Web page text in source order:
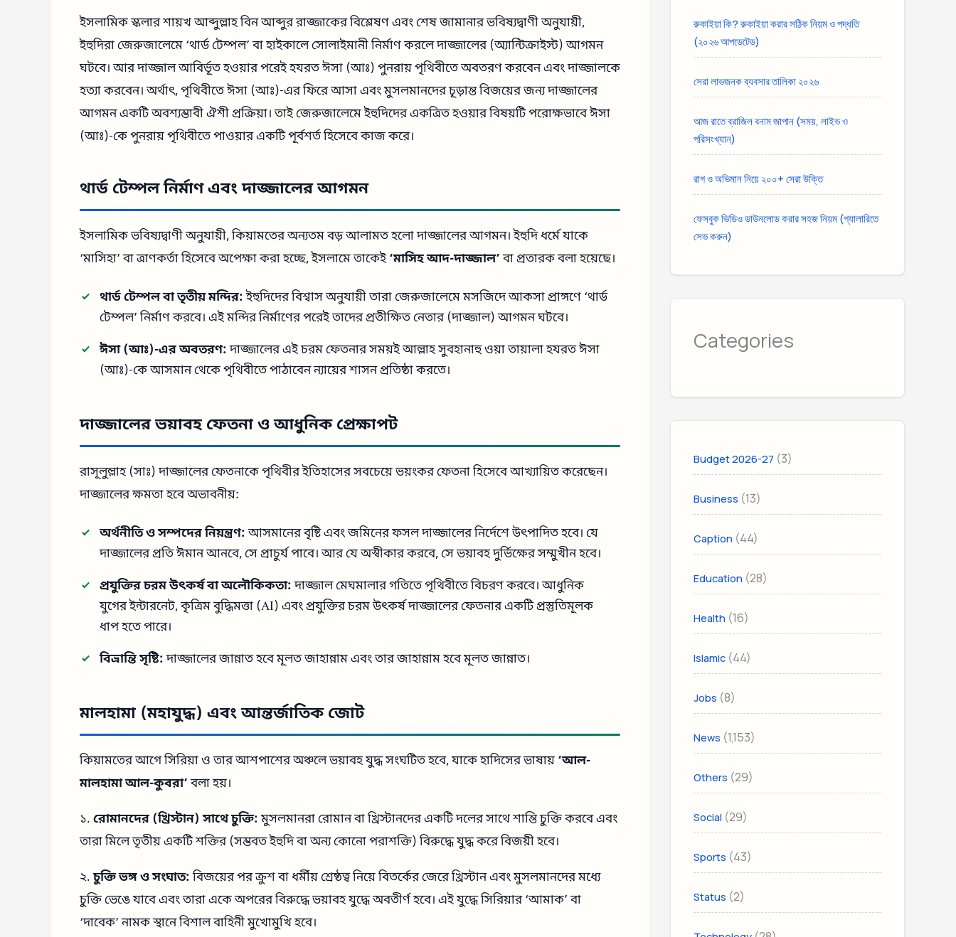
ইসলামিক স্কলার শায়খ আব্দুল্লাহ বিন আব্দুর রাজ্জাকের বিশ্লেষণ এবং শেষ জামানার ভবিষ্যদ্বাণী অনুযায়ী,
ইহুদিরা জেরুজালেমে ‘থার্ড টেম্পল’ বা হাইকালে সোলাইমানী নির্মাণ করলে দাজ্জালের (অ্যান্টিক্রাইস্ট) আগমন
ঘটবে। আর দাজ্জাল আবির্ভূত হওয়ার পরেই হযরত ঈসা (আঃ) পুনরায় পৃথিবীতে অবতরণ করবেন এবং দাজ্জালকে
হত্যা করবেন। অর্থাৎ, পৃথিবীতে ঈসা (আঃ)-এর ফিরে আসা এবং মুসলমানদের চূড়ান্ত বিজয়ের জন্য দাজ্জালের
আগমন একটি অবশ্যম্ভাবী ঐশী প্রক্রিয়া। তাই জেরুজালেমে ইহুদিদের একত্রিত হওয়ার বিষয়টি পরোক্ষভাবে ঈসা
(আঃ)-কে পুনরায় পৃথিবীতে পাওয়ার একটি পূর্বশর্ত হিসেবে কাজ করে।
থার্ড টেম্পল নির্মাণ এবং দাজ্জালের আগমন
ইসলামিক ভবিষ্যদ্বাণী অনুযায়ী, কিয়ামতের অন্যতম বড় আলামত হলো দাজ্জালের আগমন। ইহুদি ধর্মে যাকে
‘মাসিহা’ বা ত্রাণকর্তা হিসেবে অপেক্ষা করা হচ্ছে, ইসলামে তাকেই‘মাসিহ আদ-দাজ্জাল’বা প্রতারক বলা হয়েছে।
থার্ড টেম্পল বা তৃতীয় মন্দির:ইহুদিদের বিশ্বাস অনুযায়ী তারা জেরুজালেমে মসজিদে আকসা প্রাঙ্গণে ‘থার্ড
টেম্পল’ নির্মাণ করবে। এই মন্দির নির্মাণের পরেই তাদের প্রতীক্ষিত নেতার (দাজ্জাল) আগমন ঘটবে।
ঈসা (আঃ)-এর অবতরণ:দাজ্জালের এই চরম ফেতনার সময়ই আল্লাহ সুবহানাহু ওয়া তায়ালা হযরত ঈসা
(আঃ)-কে আসমান থেকে পৃথিবীতে পাঠাবেন ন্যায়ের শাসন প্রতিষ্ঠা করতে।
দাজ্জালের ভয়াবহ ফেতনা ও আধুনিক প্রেক্ষাপট
রাসূলুল্লাহ (সাঃ) দাজ্জালের ফেতনাকে পৃথিবীর ইতিহাসের সবচেয়ে ভয়ংকর ফেতনা হিসেবে আখ্যায়িত করেছেন।
দাজ্জালের ক্ষমতা হবে অভাবনীয়:
অর্থনীতি ও সম্পদের নিয়ন্ত্রণ:আসমানের বৃষ্টি এবং জমিনের ফসল দাজ্জালের নির্দেশে উৎপাদিত হবে। যে
দাজ্জালের প্রতি ঈমান আনবে, সে প্রাচুর্য পাবে। আর যে অস্বীকার করবে, সে ভয়াবহ দুর্ভিক্ষের সম্মুখীন হবে।
প্রযুক্তির চরম উৎকর্ষ বা অলৌকিকতা:দাজ্জাল মেঘমালার গতিতে পৃথিবীতে বিচরণ করবে। আধুনিক
যুগের ইন্টারনেট, কৃত্রিম বুদ্ধিমত্তা (AI) এবং প্রযুক্তির চরম উৎকর্ষ দাজ্জালের ফেতনার একটি প্রস্তুতিমূলক
ধাপ হতে পারে।
বিভ্রান্তি সৃষ্টি:দাজ্জালের জান্নাত হবে মূলত জাহান্নাম এবং তার জাহান্নাম হবে মূলত জান্নাত।
মালহামা (মহাযুদ্ধ) এবং আন্তর্জাতিক জোট
কিয়ামতের আগে সিরিয়া ও তার আশপাশের অঞ্চলে ভয়াবহ যুদ্ধ সংঘটিত হবে, যাকে হাদিসের ভাষায় ‘আল-
মালহামা আল-কুবরা’বলা হয়।
১. রোমানদের (খ্রিস্টান) সাথে চুক্তি:মুসলমানরা রোমান বা খ্রিস্টানদের একটি দলের সাথে শান্তি চুক্তি করবে এবং
তারা মিলে তৃতীয় একটি শক্তির (সম্ভবত ইহুদি বা অন্য কোনো পরাশক্তি) বিরুদ্ধে যুদ্ধ করে বিজয়ী হবে।
২.চুক্তি ভঙ্গ ও সংঘাত:বিজয়ের পর ক্রুশ বা ধর্মীয় শ্রেষ্ঠত্ব নিয়ে বিতর্কের জেরে খ্রিস্টান এবং মুসলমানদের মধ্যে
চুক্তি ভেঙে যাবে এবং তারা একে অপরের বিরুদ্ধে ভয়াবহ যুদ্ধে অবতীর্ণ হবে। এই যুদ্ধে সিরিয়ার ‘আমাক’ বা
‘দাবেক’ নামক স্থানে বিশাল বাহিনী মুখোমুখি হবে।
রুকাইয়া কি? রুকাইয়া করার সঠিক নিয়ম ও পদ্ধতি
(২০২৬ আপডেটেড)
সেরা লাভজনক ব্যবসার তালিকা ২০২৬
আজ রাতে ব্রাজিল বনাম জাপান (সময়, লাইভ ও
পরিসংখ্যান)
রাগ ও অভিমান নিয়ে ২০০+ সেরা উক্তি
ফেসবুক ভিডিও ডাউনলোড করার সহজ নিয়ম (গ্যালারিতে
সেভ করুন)
Categories
Budget 2026-27 (3)
Business (13)
Caption (44)
Education (28)
Health (16)
Islamic (44)
Jobs (8)
News (1,153)
Others (29)
Social (29)
Sports (43)
Status (2)